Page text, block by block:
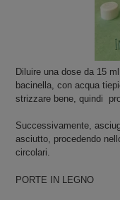
Diluire una dose da 15
bacinella, con acqua
strizzare bene, quindi
Successivamente,
asciutto, procedendo
circolari.
PORTE IN LEGNO